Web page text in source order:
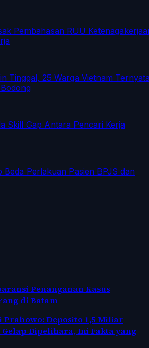
Pembahasan RUU
Tinggal, 25 Warga Vietnam
Skill Gap Antara Pencari Kerja
Beda Perlakuan Pasien BPJS dan
Penanganan Kasus
di Batam
Prabowo: Deposito 1,5 Miliar
Dipelihara, Ini Fakta yang